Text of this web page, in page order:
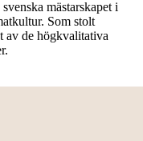
mästarskapet i
Som stolt
av de högkvalitativa